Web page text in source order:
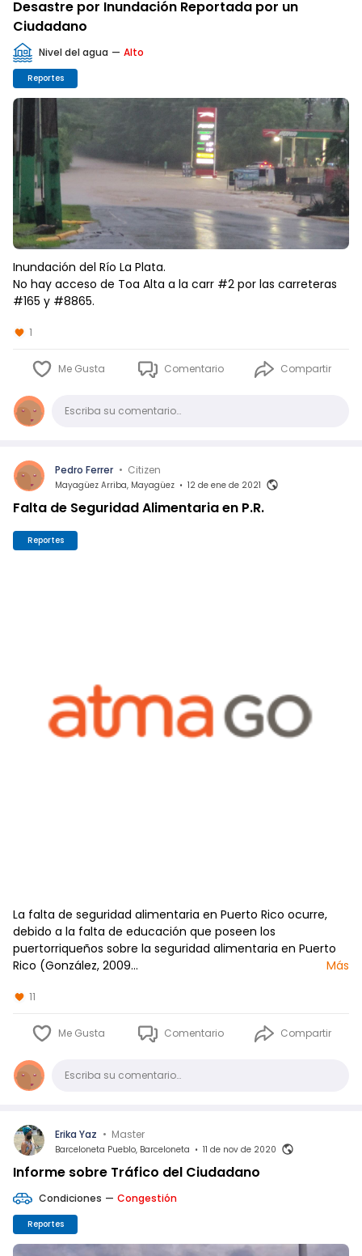
Desastre por Inundación Reportada por un
Ciudadano
Nivel del agua — Alto
Reportes
Inundación del Río La Plata.
No hay acceso de Toa Alta a la carr #2 por las carreteras
#165 y #8865.
1
Me Gusta Comentario Compartir
ComentarioEscriba su comentario…
Pedro Ferrer • Citizen
Mayagüez Arriba, Mayagüez • 12 de ene de 2021
Falta de Seguridad Alimentaria en P.R.
Reportes
La falta de seguridad alimentaria en Puerto Rico ocurre,
debido a la falta de educación que poseen los
puertorriqueños sobre la seguridad alimentaria en Puerto
Rico (González, 2009…
Más
11
Me Gusta Comentario Compartir
ComentarioEscriba su comentario…
Erika Yaz • Master
Barceloneta Pueblo, Barceloneta • 11 de nov de 2020
Informe sobre Tráfico del Ciudadano
Condiciones — Congestión
Reportes